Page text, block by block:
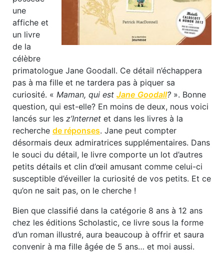
une
affiche et
un livre
de la
célèbre
primatologue Jane Goodall. Ce détail n’échappera
pas à ma fille et ne tardera pas à piquer sa
curiosité. « Maman, qui est Jane Goodall? ». Bonne
question, qui est-elle? En moins de deux, nous voici
lancés sur les z’Internet et dans les livres à la
recherche de réponses. Jane peut compter
désormais deux admiratrices supplémentaires. Dans
le souci du détail, le livre comporte un lot d’autres
petits détails et clin d’œil amusant comme celui-ci
susceptible d’éveiller la curiosité de vos petits. Et ce
qu’on ne sait pas, on le cherche !
Bien que classifié dans la catégorie 8 ans à 12 ans
chez les éditions Scholastic, ce livre sous la forme
d’un roman illustré, aura beaucoup à offrir et saura
convenir à ma fille âgée de 5 ans… et moi aussi.